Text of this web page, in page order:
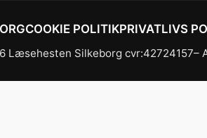
COOKIE POLITIKPRIVATLIVS
Læsehesten Silkeborg cvr:42724157–